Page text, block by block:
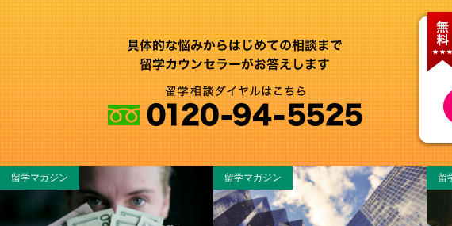
留学マガジン 留学マガジン 留